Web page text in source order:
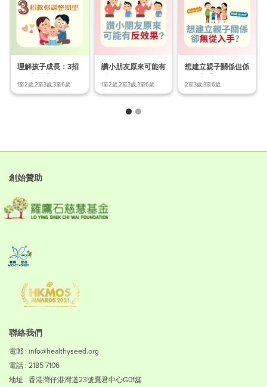
理解孩子成長：3招
教你調整期望!
1至2歲,2至3歲,3至6歲
讚小朋友原來可能有
反效果？
1至2歲,2至3歲,3至6歲
想建立親子關係但係
無從入手？
2至3歲,3至6歲
創始贊助
聯絡我們
電郵 : info@healthyseed.org
電話 : 2185 7106
地址 : 香港灣仔港灣道23號鷹君中心G01舖